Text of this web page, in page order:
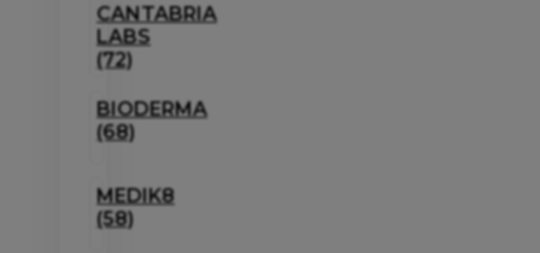
CANTABRIA
LABS
(72)
BIODERMA
(68)
MEDIK8
(58)